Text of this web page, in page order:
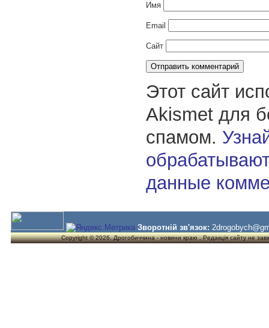
Имя
Email
Сайт
Этот сайт
Akismet для
спамом.
данные
Зворотній зв'язок:
Copyright © 2026. Дрогобиччина - новини краю . Редакція сайту не